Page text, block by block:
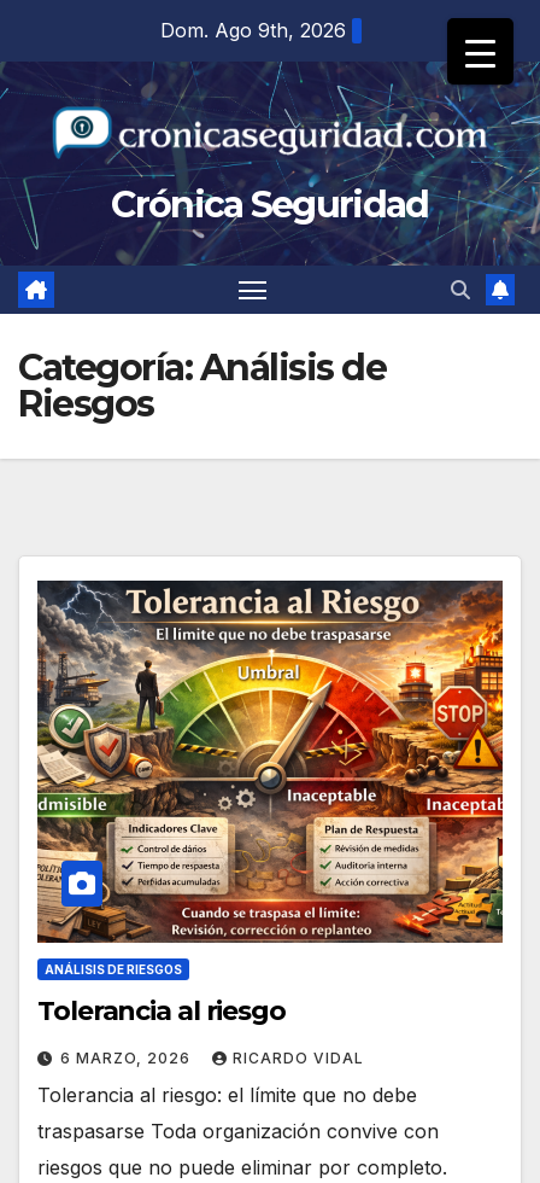
contenido
Dom. Ago 9th, 2026
Crónica Seguridad
Categoría:Análisis de
Riesgos
ANÁLISIS DE RIESGOS
Tolerancia al riesgo
6 MARZO, 2026 RICARDO VIDAL
Tolerancia al riesgo: el límite que no debe
traspasarse Toda organización convive con
riesgos que no puede eliminar por completo.